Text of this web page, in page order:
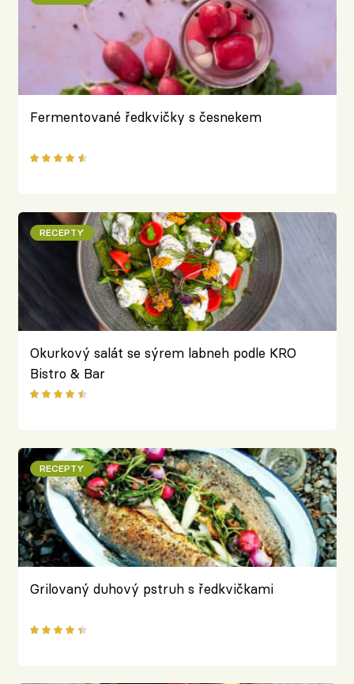
Fermentované ředkvičky s česnekem
RECEPTY
Okurkový salát se sýrem labneh podle KRO
Bistro & Bar
RECEPTY
Grilovaný duhový pstruh s ředkvičkami